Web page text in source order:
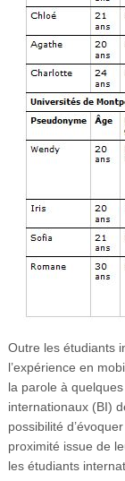
Outre les étudiants
l’expérience en
la parole à
internationaux (BI)
possibilité
proximité issue de
les étudiants